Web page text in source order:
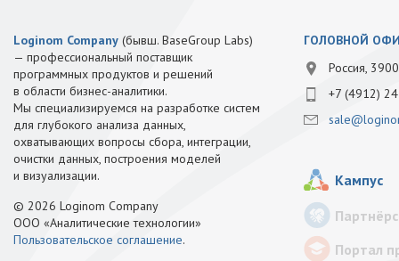
Loginom Company (бывш. BaseGroup Labs)
— профессиональный поставщик
программных продуктов и решений
в области бизнес-аналитики.
Мы специализируемся на разработке систем
для глубокого анализа данных,
охватывающих вопросы сбора, интеграции,
очистки данных, построения моделей
и визуализации.
© 2026 Loginom Company
ООО «Аналитические технологии»
Пользовательское соглашение.
ГОЛОВНОЙ
Россия,
+7 (4912)
Кампус
Портал